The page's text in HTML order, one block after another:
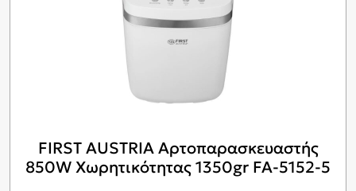
FIRST AUSTRIA Αρτοπαρασκευαστής
850W Χωρητικότητας 1350gr FA-5152-5